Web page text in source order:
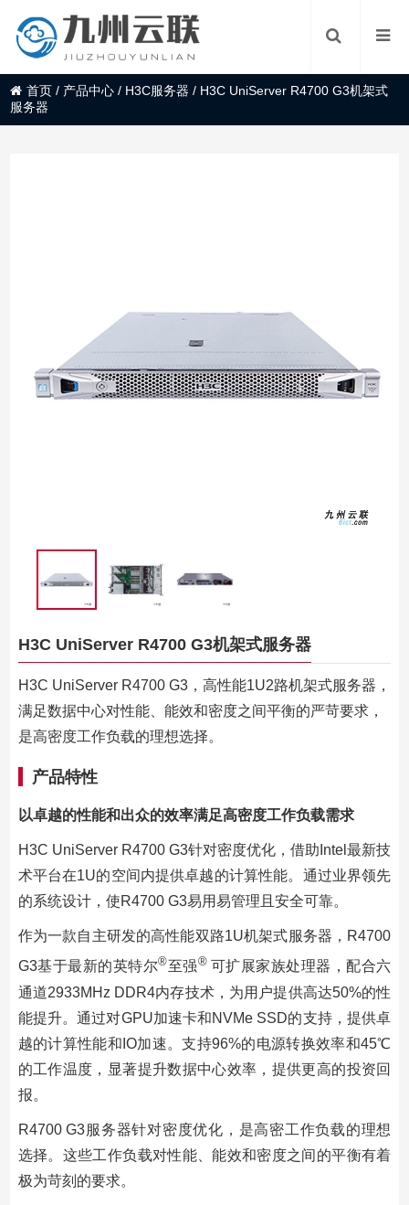
首页 / 产品中心 / H3C服务器 / H3C UniServer R4700 G3机架式
服务器
H3C UniServer R4700 G3机架式服务器
H3C UniServer R4700 G3，高性能1U2路机架式服务器，
满足数据中心对性能、能效和密度之间平衡的严苛要求，
是高密度工作负载的理想选择。
产品特性
以卓越的性能和出众的效率满足高密度工作负载需求
H3C UniServer R4700 G3针对密度优化，借助Intel最新技
术平台在1U的空间内提供卓越的计算性能。通过业界领先
的系统设计，使R4700 G3易用易管理且安全可靠。
作为一款自主研发的高性能双路1U机架式服务器，R4700
G3基于最新的英特尔®至强®可扩展家族处理器，配合六
通道2933MHz DDR4内存技术，为用户提供高达50%的性
能提升。通过对GPU加速卡和NVMe SSD的支持，提供卓
越的计算性能和IO加速。支持96%的电源转换效率和45℃
的工作温度，显著提升数据中心效率，提供更高的投资回
报。
R4700 G3服务器针对密度优化，是高密工作负载的理想
选择。这些工作负载对性能、能效和密度之间的平衡有着
极为苛刻的要求。